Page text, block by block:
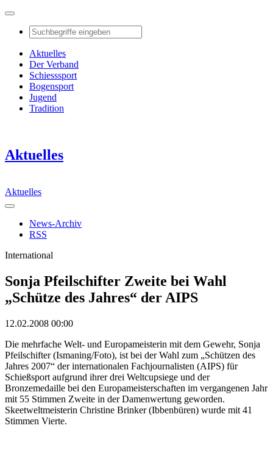
Aktuelles
Der Verband
Schiesssport
Bogensport
Jugend
Tradition
Aktuelles
Aktuelles
News-Archiv
RSS
International
Sonja Pfeilschifter Zweite bei Wahl
„Schütze des Jahres“ der AIPS
12.02.2008 00:00
Die mehrfache Welt- und Europameisterin mit dem Gewehr, Sonja
Pfeilschifter (Ismaning/Foto), ist bei der Wahl zum „Schützen des
Jahres 2007“ der internationalen Fachjournalisten (AIPS) für
Schießsport aufgrund ihrer drei Weltcupsiege und der
Bronzemedaille bei den Europameisterschaften im vergangenen Jahr
mit 55 Stimmen Zweite in der Damenwertung geworden.
Skeetweltmeisterin Christine Brinker (Ibbenbüren) wurde mit 41
Stimmen Vierte.